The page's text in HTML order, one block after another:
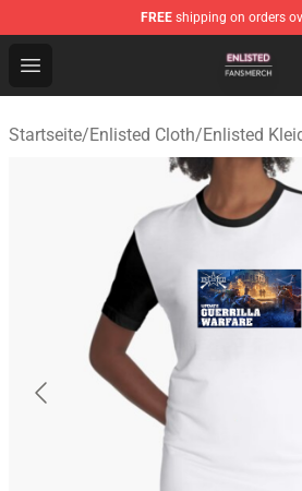
FREE shipping on orders
Open menu
Enlisted Shop - Official Enlisted
Startseite/Enlisted Cloth/Enlisted